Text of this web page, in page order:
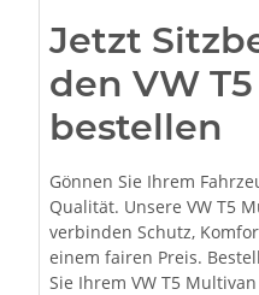
Jetzt
den VW
bestellen
Gönnen Sie Ihrem
Qualität. Unsere VW T5
verbinden Schutz,
einem fairen Preis.
Sie Ihrem VW T5